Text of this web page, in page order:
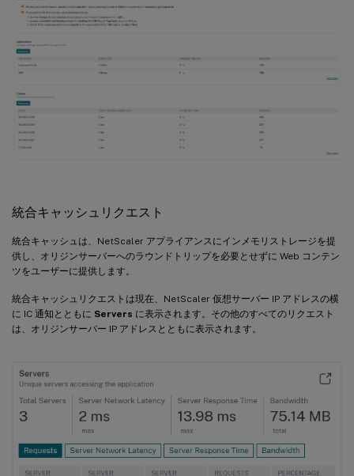
統合キャッシュリクエスト
統合キャッシュは、NetScaler アプライアンスにインメモリストレージを提
供し、オリジンサーバーへのラウンドトリップを必要とせずに Web コンテン
ツをユーザーに提供します。
統合キャッシュリクエストは現在、NetScaler 仮想サーバー IP アドレスの横
に IC 通知とともに Servers に表示されます。その他のすべてのリクエスト
は、オリジンサーバー IP アドレスとともに表示されます。